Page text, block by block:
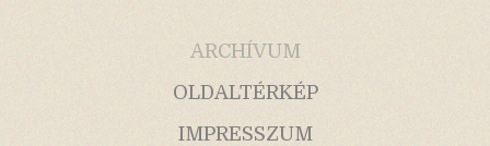
ARCHÍVUM
OLDALTÉRKÉP
IMPRESSZUM